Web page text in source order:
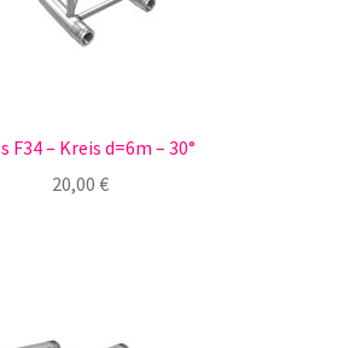
F34 – Kreis d=6m – 30°
20,00 €